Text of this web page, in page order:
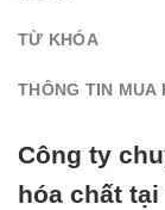
TỪ KHÓA
THÔNG TIN MUA
Công ty
hóa chất